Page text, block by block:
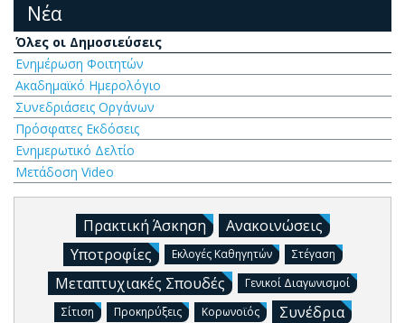
Νέα
Όλες οι Δημοσιεύσεις
Ενημέρωση Φοιτητών
Ακαδημαϊκό Ημερολόγιο
Συνεδριάσεις Οργάνων
Πρόσφατες Εκδόσεις
Ενημερωτικό Δελτίο
Μετάδοση Video
Πρακτική Άσκηση
Ανακοινώσεις
Υποτροφίες
Εκλογές Καθηγητών Στέγαση
Μεταπτυχιακές Σπουδές
Γενικοί Διαγωνισμοί
Σίτιση
Προκηρύξεις Κορωνοϊός Συνέδρια